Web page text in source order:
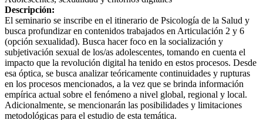
Descripción:
El seminario se inscribe en el itinerario de Psicología de la Salud y
busca profundizar en contenidos trabajados en Articulación 2 y 6
(opción sexualidad). Busca hacer foco en la socialización y
subjetivación sexual de los/as adolescentes, tomando en cuenta el
impacto que la revolución digital ha tenido en estos procesos. Desde
esa óptica, se busca analizar teóricamente continuidades y rupturas
en los procesos mencionados, a la vez que se brinda información
empírica actual sobre el fenómeno a nivel global, regional y local.
Adicionalmente, se mencionarán las posibilidades y limitaciones
metodológicas para el estudio de esta temática.